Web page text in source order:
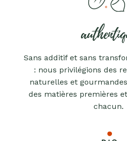
Sans additif et sans
: nous privilégions des
naturelles et
des matières premières
chacun.